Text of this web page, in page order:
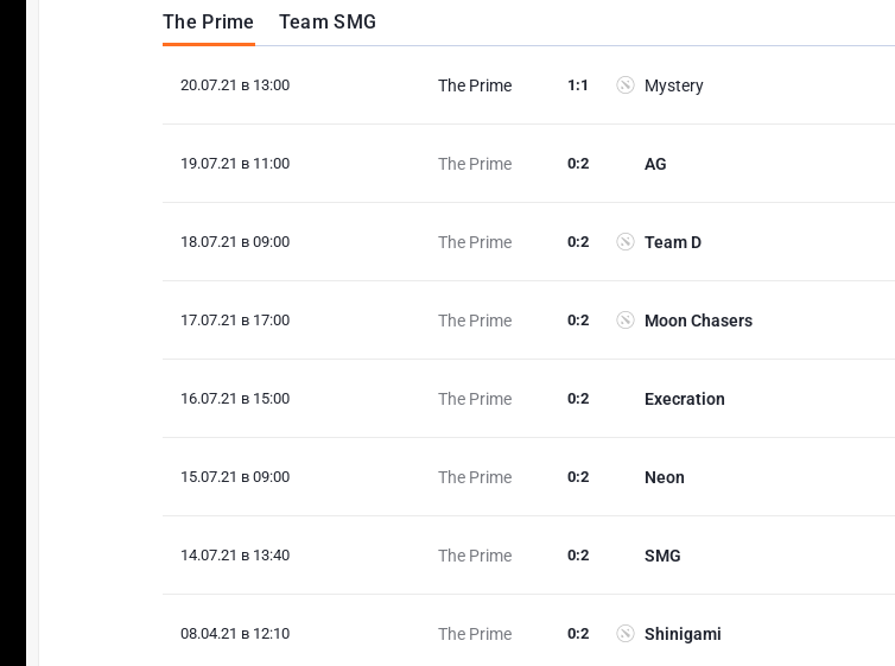
The Prime Team SMG
20.07.21 в 13:00 The Prime Mystery
1 :1
19.07.21 в 11:00 The Prime AG
0:2
18.07.21 в 09:00 The Prime Team D
0:2
17.07.21 в 17:00 The Prime Moon Chasers
0:2
16.07.21 в 15:00 The Prime Execration
0:2
15.07.21 в 09:00 The Prime Neon
0:2
14.07.21 в 13:40 The Prime SMG
0:2
08.04.21 в 12:10 The Prime Shinigami
0:2